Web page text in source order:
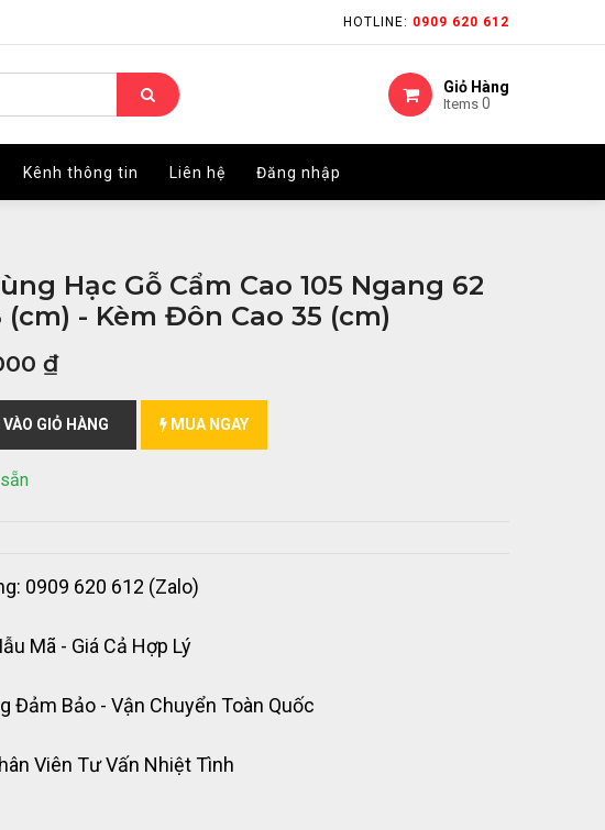
HOTLINE: 0909 620 612
Giỏ Hàng
Items 0
Kênh thông tin Liên hệ Đăng nhập
HOTLINE: 0909 620 612
Giỏ Hàng
Items 0
Kênh thông tin Liên hệ Đăng nhập
Hạc Gỗ Cẩm Cao 105 Ngang 62
(cm) - Kèm Đôn Cao 35 (cm)
₫
GIỎ HÀNG MUA NGAY
0909 620 612 (Zalo)
Mã - Giá Cả Hợp Lý
Đảm Bảo - Vận Chuyển Toàn Quốc
Viên Tư Vấn Nhiệt Tình